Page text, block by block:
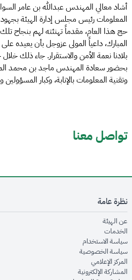
أشاد معالي المهندس عبدالله بن عامر
المعلومات رئيس مجلس إدارة الهيئة
حج هذا العام، مقدماً تهنئته لهم بنجاح
المبارك، داعياً المولى عزوجل بأن يعيده
بلادنا نعمة الأمن والاستقرار. جاء ذلك
بحضور سعادة المهندس ماجد بن محمد
وتقنية المعلومات بالإنابة، وكبار
تواصل معنا
نظرة عامة
عن الهيئةopens in new window
الخدماتopens in new window
سياسة الاستخدام
سياسة الخصوصيةopens in new window
المركز الإعلاميopens in new window
المشاركة الإلكترونيةopens in new window